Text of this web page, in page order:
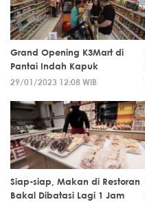
Grand Opening K3Mart di
Pantai Indah Kapuk
29/01/2023 12:08 WIB
Siap-siap, Makan di Restoran
Bakal Dibatasi Lagi 1 Jam